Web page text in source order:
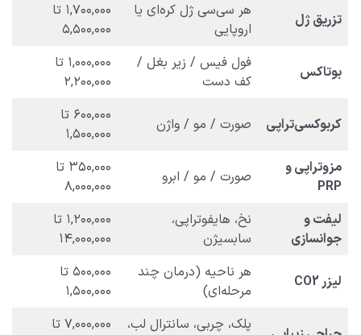
تزریق ژل
هر سی‌سی ژل کره‌ای یا
اروپایی
۱,۷۰۰,۰۰۰ تا
۵,۵۰۰,۰۰۰
بوتاکس
فول فیس / زیر بغل /
کف دست
۱,۰۰۰,۰۰۰ تا
۲,۲۰۰,۰۰۰
کربوکسی‌تراپی صورت / مو / واژن
۶۰۰,۰۰۰ تا
۱,۵۰۰,۰۰۰
مزوتراپی و
PRP
صورت / مو / ابرو
۳۵۰,۰۰۰ تا
۸,۰۰۰,۰۰۰
لیفت و
جوانسازی
نخ، هایفوتراپی،
سابسیژن
۱,۲۰۰,۰۰۰ تا
۱۴,۰۰۰,۰۰۰
لیزر CO2
هر ناحیه (درمان چند
مرحله‌ای)
۵۰۰,۰۰۰ تا
۱,۵۰۰,۰۰۰
پلک، چربی، سانترال لب،
۷,۰۰۰,۰۰۰ تا